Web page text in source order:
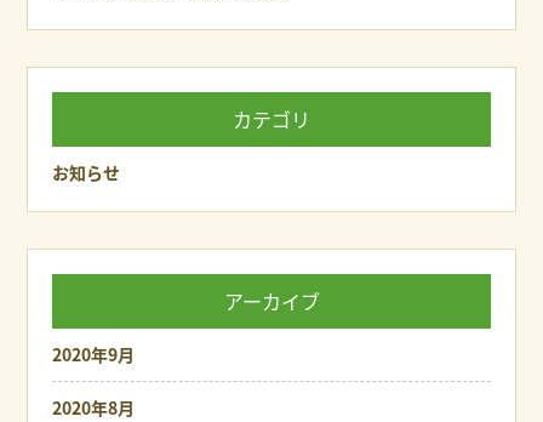
カテゴリ
お知らせ
アーカイブ
2020年9月
2020年8月